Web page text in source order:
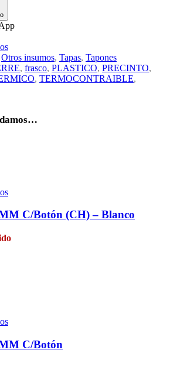
Otros insumos, Tapas, Tapones
, frasco, PLASTICO, PRECINTO,
, TERMOCONTRAIBLE,
C/Botón (CH) – Blanco
C/Botón